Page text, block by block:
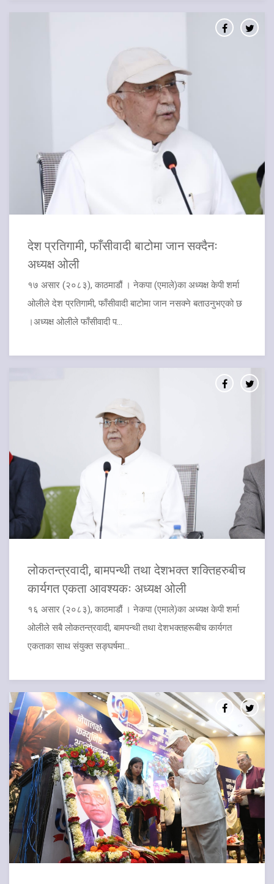
देश प्रतिगामी, फाँसीवादी बाटोमा जान सक्दैनः
अध्यक्ष ओली
१७ असार (२०८३), काठमाडौं । नेकपा (एमाले)का अध्यक्ष केपी शर्मा
ओलीले देश प्रतिगामी, फाँसीवादी बाटोमा जान नसक्ने बताउनुभएको छ
।अध्यक्ष ओलीले फाँसीवादी प...
लोकतन्त्रवादी, बामपन्थी तथा देशभक्त शक्तिहरुबीच
कार्यगत एकता आवश्यकः अध्यक्ष ओली
१६ असार (२०८३), काठमाडौं । नेकपा (एमाले)का अध्यक्ष केपी शर्मा
ओलीले सबै लोकतन्त्रवादी, बामपन्थी तथा देशभक्तहरूबीच कार्यगत
एकताका साथ संयुक्त सङ्घर्षमा...